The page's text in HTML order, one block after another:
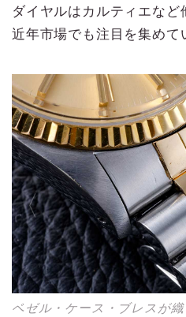
ダイヤルはカルティエなど
近年市場でも注目を集めて
シングルバックル仕様のク